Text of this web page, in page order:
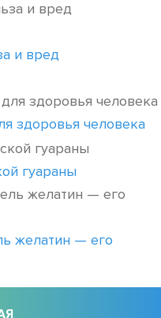
и вред
здоровья человека
гуараны
желатин — его